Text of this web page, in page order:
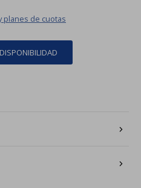
planes de cuotas